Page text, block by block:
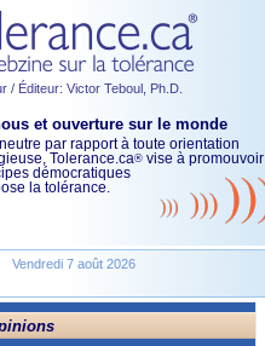
/ Éditeur: Victor Teboul, Ph.D.
et ouverture sur le monde
par rapport à toute orientation
Tolerance.ca® vise à promouvoir
démocratiques
la tolérance.
Vendredi 7 août 2026